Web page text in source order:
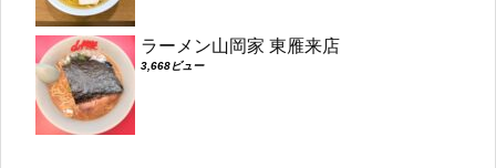
ラーメン山岡家 東雁来店
3,668ビュー